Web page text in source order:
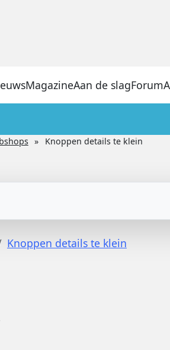
MagazineAan de slagForum
Knoppen details te klein
Knoppen details te klein